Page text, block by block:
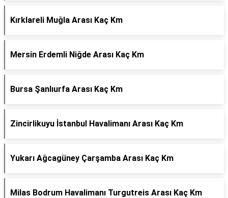
Kırklareli Muğla Arası Kaç Km
Mersin Erdemli Niğde Arası Kaç Km
Bursa Şanlıurfa Arası Kaç Km
Zincirlikuyu İstanbul Havalimanı Arası Kaç Km
Yukarı Ağcagüney Çarşamba Arası Kaç Km
Milas Bodrum Havalimanı Turgutreis Arası Kaç Km